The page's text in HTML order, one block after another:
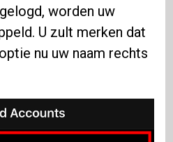
worden uw
U zult merken dat
nu uw naam rechts